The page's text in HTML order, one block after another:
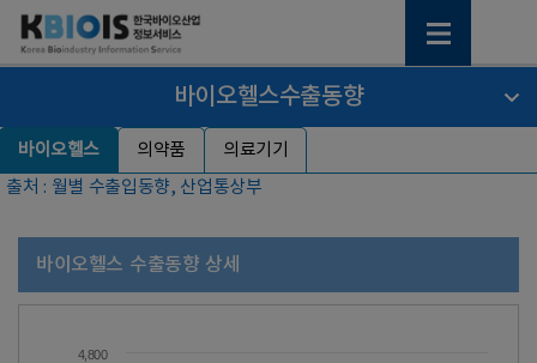
바이오헬스수출동향
바이오헬스 의약품
의료기기
출처 : 월별 수출입동향, 산업통상부
바이오헬스 수출동향 상세
4,800